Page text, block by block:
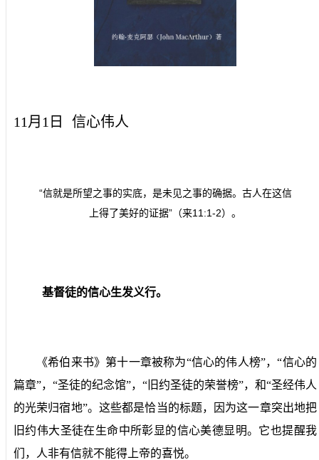
11月1日 信心伟人
“信就是所望之事的实底，是未见之事的确据。古人在这信
上得了美好的证据”（来11:1-2）。
基督徒的信心生发义行。
《希伯来书》第十一章被称为“信心的伟人榜”，“信心的
篇章”，“圣徒的纪念馆”，“旧约圣徒的荣誉榜”，和“圣经伟人
的光荣归宿地”。这些都是恰当的标题，因为这一章突出地把
旧约伟大圣徒在生命中所彰显的信心美德显明。它也提醒我
们，人非有信就不能得上帝的喜悦。